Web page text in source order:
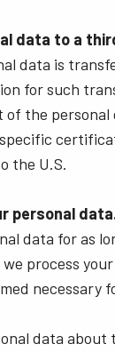
data to a
data is
for such
the
the U.S.
personal
data for as
process
necessary
data